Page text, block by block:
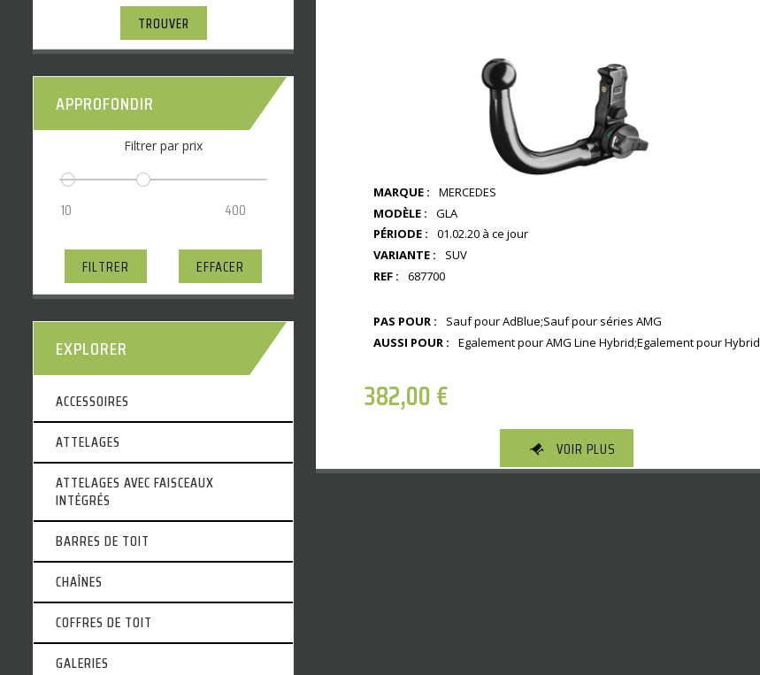
MARQUE :
MERCEDES
MODÈLE :
GLA
PÉRIODE :
01.02.20 à ce jour
VARIANTE :
SUV
REF :
687700
PAS POUR :
Sauf pour AdBlue;Sauf pour séries AMG
AUSSI POUR :
Egalement pour AMG Line Hybrid;Egalement pour Hybrid
382,00€
VOIR PLUS
TROUVER
APPROFONDIR
Filtrer par prix
FILTRER EFFACER
EXPLORER
ACCESSOIRES
ATTELAGES
ATTELAGES AVEC FAISCEAUX
INTÉGRÉS
BARRES DE TOIT
CHAÎNES
COFFRES DE TOIT
GALERIES